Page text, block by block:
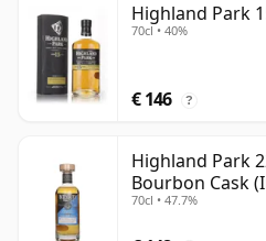
Highland Park
70cl • 40%
€ 146 ?
Highland Park
Bourbon Cask
70cl • 47.7%